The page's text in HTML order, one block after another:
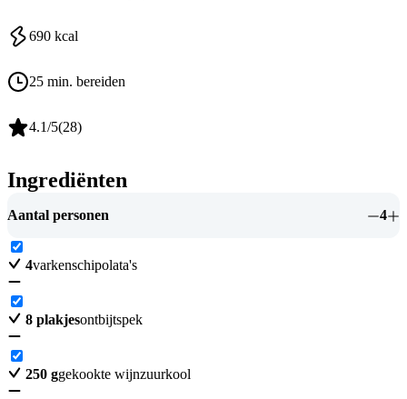
690 kcal
25 min. bereiden
4.1/5(28)
Ingrediënten
Aantal personen 4
4varkenschipolata's
8 plakjesontbijtspek
250 ggekookte wijnzuurkool